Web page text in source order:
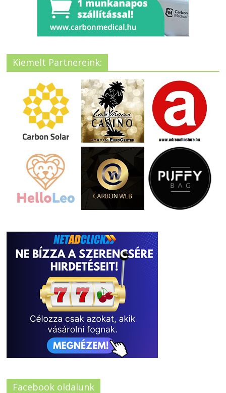
Kiemelt Partnereink:
Facebook oldalunk